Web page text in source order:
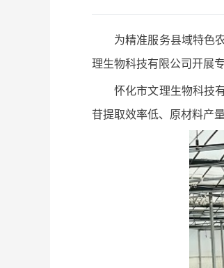
为精准服务县域特色
理生物科技有限公司开展
怀化市文理生物科技
苷提取效率低、原材料产